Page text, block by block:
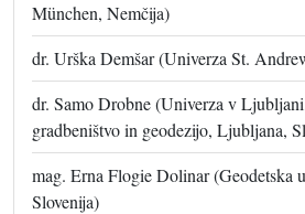
München, Nemčija)
dr. Urška Demšar (Univerza St.
dr. Samo Drobne (Univerza v
gradbeništvo in geodezijo, Ljubljana,
mag. Erna Flogie Dolinar (Geodetska
Slovenija)